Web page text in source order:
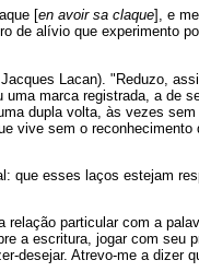
[en avoir sa claque], e
de alívio que experimento
Lacan). "Reduzo,
marca registrada, a de
dupla volta, às vezes
vive sem o
que esses laços estejam
relação particular com a
a escritura, jogar com seu
desejar. Atrevo-me a dizer